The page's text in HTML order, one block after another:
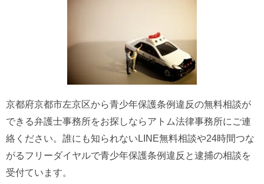
京都府京都市左京区から青少年保護条例違反の無料相談が
できる弁護士事務所をお探しならアトム法律事務所にご連
絡ください。誰にも知られないLINE無料相談や24時間つな
がるフリーダイヤルで青少年保護条例違反と逮捕の相談を
受付ています。